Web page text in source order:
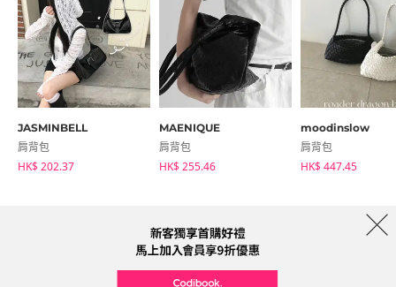
JASMINBELL
肩背包
HK$ 202.37
MAENIQUE
肩背包
HK$ 255.46
moodinslow
肩背包
HK$ 447.45
服務條款 隱私權條款 運送信息